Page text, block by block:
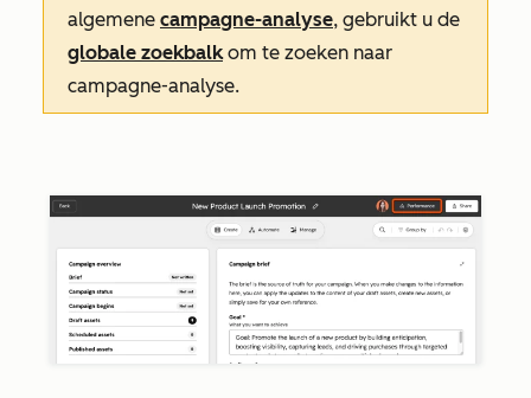
algemene campagne-analyse, gebruikt u de
globale zoekbalkom te zoeken naar
campagne-analyse.